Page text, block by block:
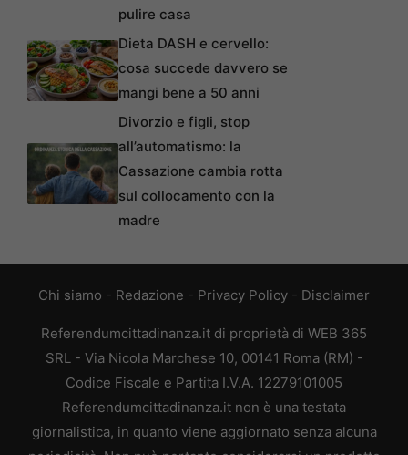
pulire casa
Dieta DASH e cervello:
cosa succede davvero se
mangi bene a 50 anni
Divorzio e figli, stop
all’automatismo: la
Cassazione cambia rotta
sul collocamento con la
madre
Chi siamo - Redazione - Privacy Policy - Disclaimer
Referendumcittadinanza.it di proprietà di WEB 365
SRL - Via Nicola Marchese 10, 00141 Roma (RM) -
Codice Fiscale e Partita I.V.A. 12279101005
Referendumcittadinanza.it non è una testata
giornalistica, in quanto viene aggiornato senza alcuna